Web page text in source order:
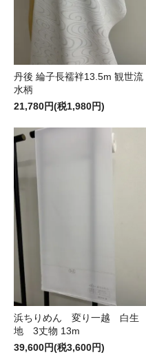
丹後 綸子長襦袢13.5m 観世流
水柄
21,780円(税1,980円)
浜ちりめん 変り一越 白生
地 3丈物 13m
39,600円(税3,600円)